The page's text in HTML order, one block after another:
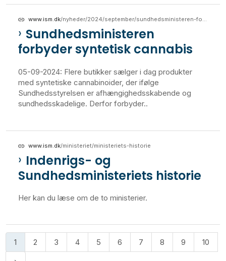
www.ism.dk/nyheder/2024/september/sundhedsministeren-forbyder-syntetisk-cannabis
Sundhedsministeren
forbyder syntetisk cannabis
05-09-2024: Flere butikker sælger i dag produkter
med syntetiske cannabinoider, der ifølge
Sundhedsstyrelsen er afhængighedsskabende og
sundhedsskadelige. Derfor forbyder..
www.ism.dk/ministeriet/ministeriets-historie
Indenrigs- og
Sundhedsministeriets historie
Her kan du læse om de to ministerier.
1 2 3 4 5 6 7 8 9 10